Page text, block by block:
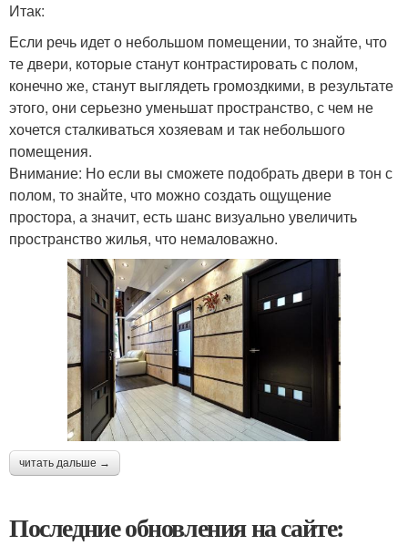
Итак:
Если речь идет о небольшом помещении, то знайте, что
те двери, которые станут контрастировать с полом,
конечно же, станут выглядеть громоздкими, в результате
этого, они серьезно уменьшат пространство, с чем не
хочется сталкиваться хозяевам и так небольшого
помещения.
Внимание: Но если вы сможете подобрать двери в тон с
полом, то знайте, что можно создать ощущение
простора, а значит, есть шанс визуально увеличить
пространство жилья, что немаловажно.
читать дальше →
Последние обновления на сайте: